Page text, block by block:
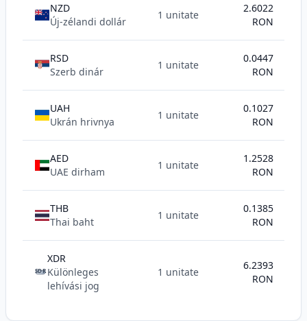
NZD
Új-zélandi dollár
1 unitate
2.6022
RON
RSD
Szerb dinár
1 unitate
0.0447
RON
UAH
Ukrán hrivnya
1 unitate
0.1027
RON
AED
UAE dirham
1 unitate
1.2528
RON
THB
Thai baht
1 unitate
0.1385
RON
SDR
XDR
Különleges
lehívási jog
1 unitate
6.2393
RON